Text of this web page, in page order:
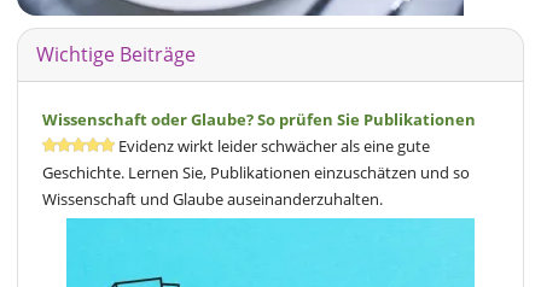
Wichtige Beiträge
Wissenschaft oder Glaube? So prüfen Sie Publikationen
Evidenz wirkt leider schwächer als eine gute
Geschichte. Lernen Sie, Publikationen einzuschätzen und so
Wissenschaft und Glaube auseinanderzuhalten.